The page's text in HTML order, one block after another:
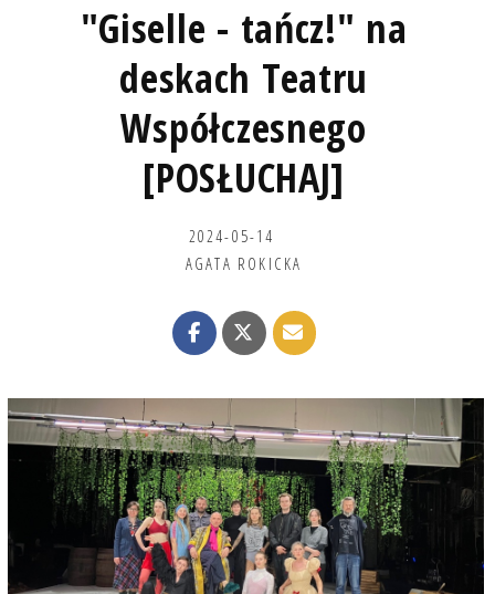
"Giselle - tańcz!" na
deskach Teatru
Współczesnego
[POSŁUCHAJ]
2024-05-14
AGATA ROKICKA